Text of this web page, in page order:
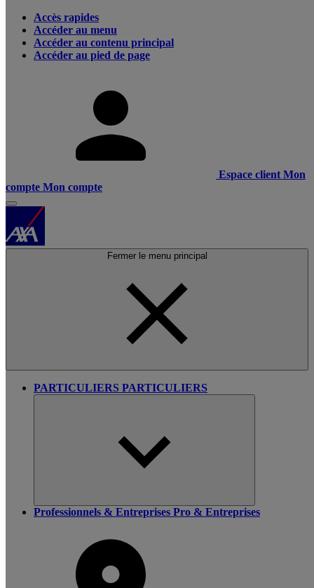
Accès rapides
Accéder au menu
Accéder au contenu principal
Accéder au pied de page
Espace client Mon
compte Mon compte
Fermer le menu principal
PARTICULIERS PARTICULIERS
Professionnels & Entreprises Pro & Entreprises